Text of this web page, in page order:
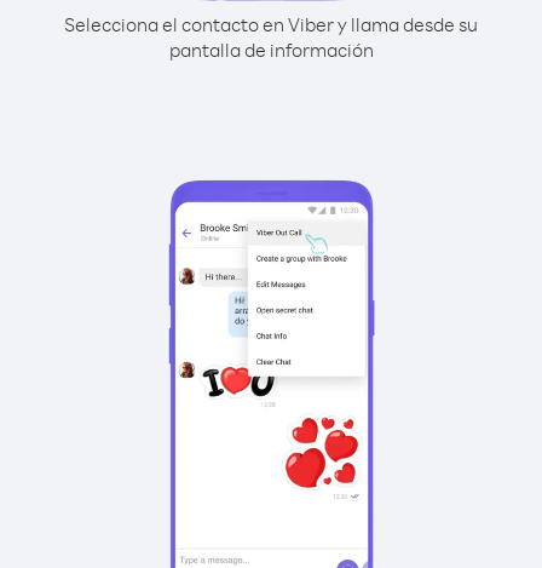
Selecciona el contacto en Viber y llama desde su
pantalla de información